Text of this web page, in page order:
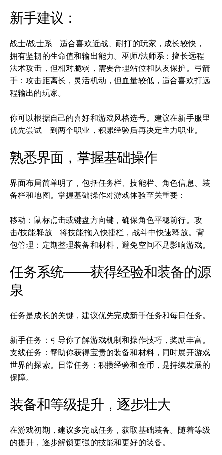
新手建议：
战士/战士系：适合喜欢近战、耐打的玩家，成长较快，
拥有坚韧的生命值和输出能力。巫师/法师系：擅长远程
法术攻击，但相对脆弱，需要合理站位和队友保护。弓箭
手：攻击距离长，灵活机动，但血量较低，适合喜欢打远
程输出的玩家。
你可以根据自己的喜好和游戏风格选号。建议在新手服里
优先尝试一到两个职业，积累经验后再决定主力职业。
熟悉界面，掌握基础操作
界面布局简单明了，包括任务栏、技能栏、角色信息、装
备栏和地图。掌握基础操作对游戏体验至关重要：
移动：鼠标点击或键盘方向键，确保角色平稳前行。攻
击/技能释放：将技能拖入快捷栏，战斗中快速释放。背
包管理：定期整理装备和材料，避免空间不足影响游戏。
任务系统——获得经验和装备的源
泉
任务是成长的关键，建议优先完成新手任务和每日任务。
新手任务：引导你了解游戏机制和操作技巧，奖励丰富。
支线任务：帮助你获得宝贵的装备和材料，同时展开游戏
世界的探索。日常任务：积攒经验和金币，是持续发展的
保障。
装备和等级提升，逐步壮大
在游戏初期，建议多完成任务，获取基础装备。随着等级
的提升，逐步解锁更强的技能和更好的装备。